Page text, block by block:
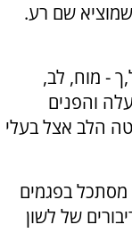
שם רע.
- מוח, לב,
והפנים
הלב אצל בעלי
בפגמים
של לשון